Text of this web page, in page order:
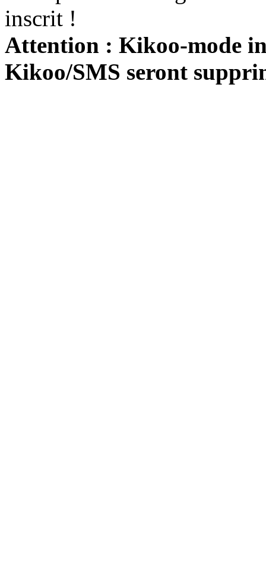
inscrit !
Attention : Kikoo-mode
Kikoo/SMS seront